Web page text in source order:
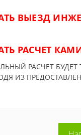
ВЫЕЗД
РАСЧЕТ
РАСЧЕТ
ИЗ